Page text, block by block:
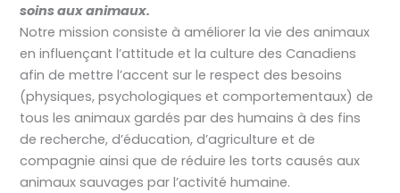
soins aux animaux.
Notre mission consiste à améliorer la vie des animaux
en influençant l’attitude et la culture des Canadiens
afin de mettre l’accent sur le respect des besoins
(physiques, psychologiques et comportementaux) de
tous les animaux gardés par des humains à des fins
de recherche, d’éducation, d’agriculture et de
compagnie ainsi que de réduire les torts causés aux
animaux sauvages par l’activité humaine.